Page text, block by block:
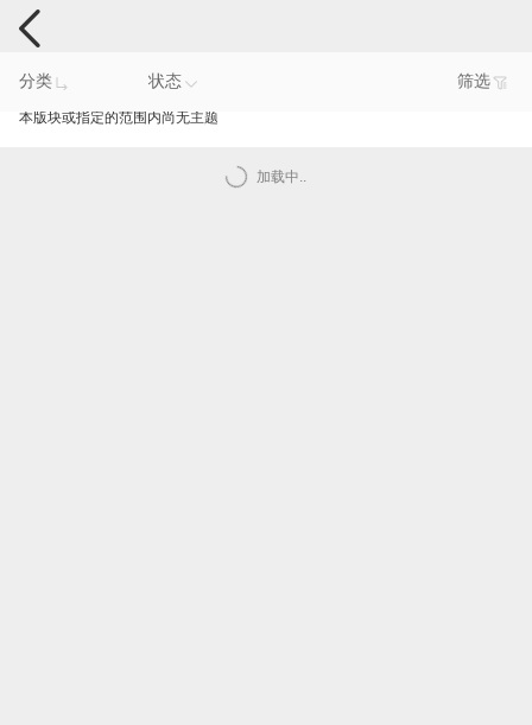
手机反馈
分类 状态 筛选
本版块或指定的范围内尚无主题
加载中..